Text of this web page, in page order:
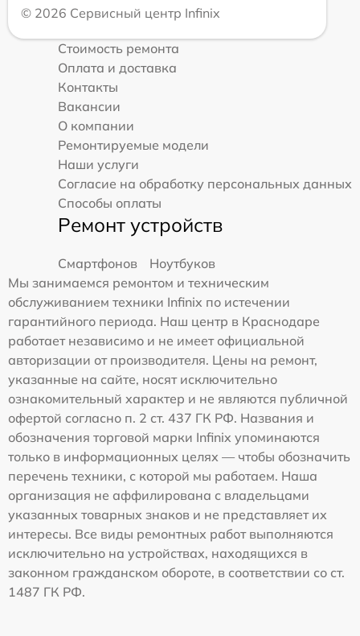
© 2026 Сервисный центр Infinix
Стоимость ремонта
Оплата и доставка
Контакты
Вакансии
О компании
Ремонтируемые модели
Наши услуги
Согласие на обработку персональных данных
Способы оплаты
Ремонт устройств
Смартфонов
Ноутбуков
Мы занимаемся ремонтом и техническим
обслуживанием техники Infinix по истечении
гарантийного периода. Наш центр в Краснодаре
работает независимо и не имеет официальной
авторизации от производителя. Цены на ремонт,
указанные на сайте, носят исключительно
ознакомительный характер и не являются публичной
офертой согласно п. 2 ст. 437 ГК РФ. Названия и
обозначения торговой марки Infinix упоминаются
только в информационных целях — чтобы обозначить
перечень техники, с которой мы работаем. Наша
организация не аффилирована с владельцами
указанных товарных знаков и не представляет их
интересы. Все виды ремонтных работ выполняются
исключительно на устройствах, находящихся в
законном гражданском обороте, в соответствии со ст.
1487 ГК РФ.